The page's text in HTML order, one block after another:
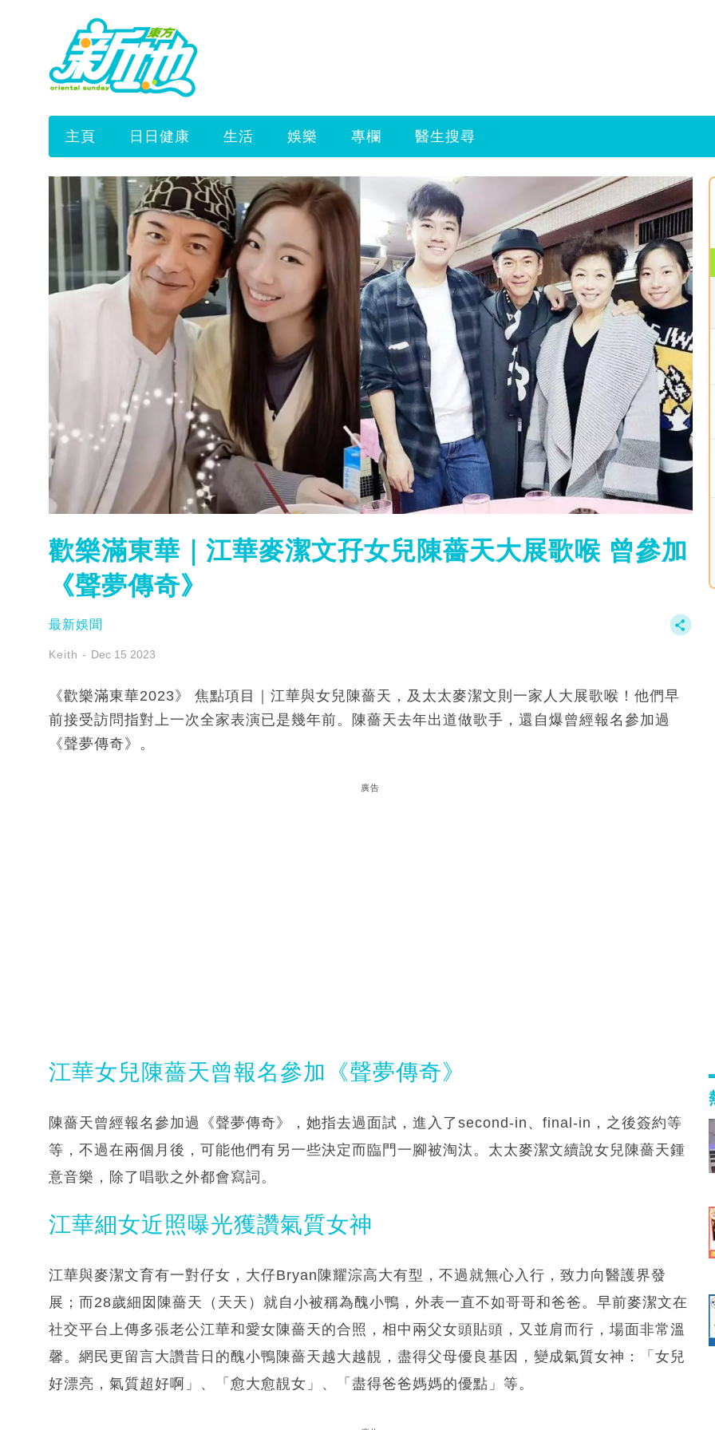
主頁 日日健康 生活 娛樂 專欄 醫生搜尋
歡樂滿東華｜江華麥潔文孖女兒陳薔天大展歌喉 曾參加
《聲夢傳奇》
最新娛聞
Keith Dec 15 2023
《歡樂滿東華2023》 焦點項目｜江華與女兒陳薔天，及太太麥潔文則一家人大展歌喉！他們早
前接受訪問指對上一次全家表演已是幾年前。陳薔天去年出道做歌手，還自爆曾經報名參加過
《聲夢傳奇》。
廣告
江華女兒陳薔天曾報名參加《聲夢傳奇》
陳薔天曾經報名參加過《聲夢傳奇》，她指去過面試，進入了second-in、final-in，之後簽約等
等，不過在兩個月後，可能他們有另一些決定而臨門一腳被淘汰。太太麥潔文續說女兒陳薔天鍾
意音樂，除了唱歌之外都會寫詞。
江華細女近照曝光獲讚氣質女神
江華與麥潔文育有一對仔女，大仔Bryan陳耀淙高大有型，不過就無心入行，致力向醫護界發
展；而28歲細囡陳薔天（天天）就自小被稱為醜小鴨，外表一直不如哥哥和爸爸。早前麥潔文在
社交平台上傳多張老公江華和愛女陳薔天的合照，相中兩父女頭貼頭，又並肩而行，場面非常溫
馨。網民更留言大讚昔日的醜小鴨陳薔天越大越靚，盡得父母優良基因，變成氣質女神：「女兒
好漂亮，氣質超好啊」、「愈大愈靚女」、「盡得爸爸媽媽的優點」等。